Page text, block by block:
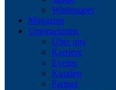
Whitepaper
Magazine
Unternehmen
Über uns
Karriere
Events
Kunden
Partner